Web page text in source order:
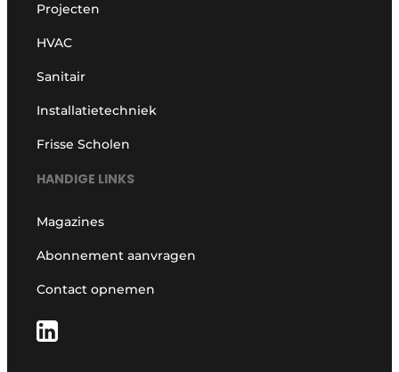
Projecten
HVAC
Sanitair
Installatietechniek
Frisse Scholen
HANDIGE LINKS
Magazines
Abonnement aanvragen
Contact opnemen